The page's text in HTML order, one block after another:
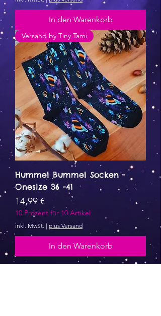
In den Warenkorb
Versand by Tiny Tami
Hummel Bummel Socken -
Onesize 36 -41
Preis
14,99 €
10 Prozent für 10 Artikel
inkl. MwSt. | plus Versand
In den Warenkorb